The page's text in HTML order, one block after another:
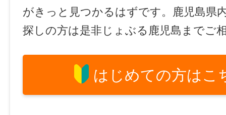
がきっと見つかるはずです。鹿児島県
探しの方は是非じょぶる鹿児島までご
はじめての方はこ